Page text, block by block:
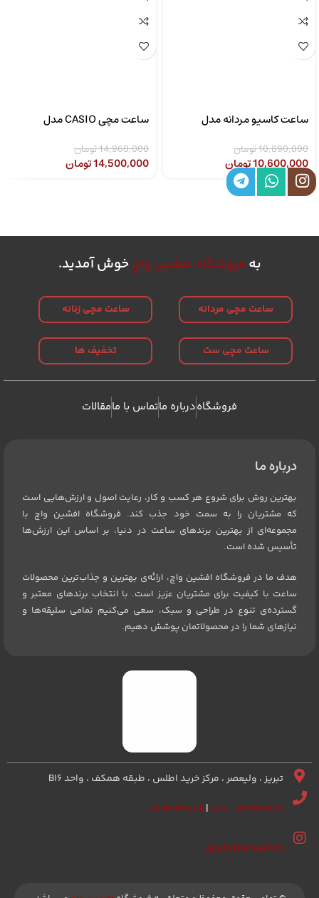
ساعت کاسیو مردانه مدل
10,890,000تومان
10,600,000تومان
ساعت مچی CASIO مدل
14,960,000تومان
14,500,000تومان
به فروشگاه افشین واچخوش آمدید.
ساعت مچی مردانه ساعت مچی زنانه
ساعت مچی ست تخفیف ها
فروشگاهدرباره ماتماس با مامقالات
درباره ما
بهترین روش برای شروع هر کسب و کار، رعایت اصول و ارزش‌هایی است
که مشتریان را به سمت خود جذب کند. فروشگاه افشین واچ با
مجموعه‌ای از بهترین برندهای ساعت در دنیا، بر اساس این ارزش‌ها
تأسیس شده است.
هدف ما در فروشگاه افشین واچ، ارائه‌ی بهترین و جذاب‌ترین محصولات
ساعت با کیفیت برای مشتریان عزیز است. با انتخاب برندهای معتبر و
گسترده‌ی تنوع در طراحی و سبک، سعی می‌کنیم تمامی سلیقه‌ها و
نیازهای شما را در محصولاتمان پوشش دهیم.
تبریز ، ولیعصر ، مرکز خرید اطلس ، طبقه همکف ، واحد B16
۳۳۲۴۹۶۷۲ – ۰۴۱
|۰۹۱۴۱۱۴۹۰۸۹
afshinwatch@